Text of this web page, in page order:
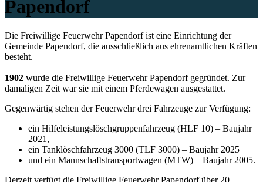
Papendorf
Die Freiwillige Feuerwehr Papendorf ist eine Einrichtung der
Gemeinde Papendorf, die ausschließlich aus ehrenamtlichen Kräften
besteht.
1902 wurde die Freiwillige Feuerwehr Papendorf gegründet. Zur
damaligen Zeit war sie mit einem Pferdewagen ausgestattet.
Gegenwärtig stehen der Feuerwehr drei Fahrzeuge zur Verfügung:
ein Hilfeleistungslöschgruppenfahrzeug (HLF 10) – Baujahr
2021,
ein Tanklöschfahrzeug 3000 (TLF 3000) – Baujahr 2025
und ein Mannschaftstransportwagen (MTW) – Baujahr 2005.
Derzeit verfügt die Freiwillige Feuerwehr Papendorf über 20